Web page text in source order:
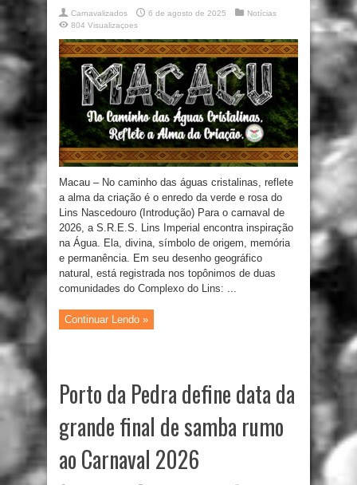
Carnavalizados 6 de agosto de 2025
Notícias
804 Visualizaçoes
Macau – No caminho das águas cristalinas, reflete
a alma da criação é o enredo da verde e rosa do
Lins Nascedouro (Introdução) Para o carnaval de
2026, a S.R.E.S. Lins Imperial encontra inspiração
na Água. Ela, divina, símbolo de origem, memória
e permanência. Em seu desenho geográfico
natural, está registrada nos topônimos de duas
comunidades do Complexo do Lins: ...
Continuar Lendo »
Porto da Pedra define data da
grande final de samba rumo
ao Carnaval 2026